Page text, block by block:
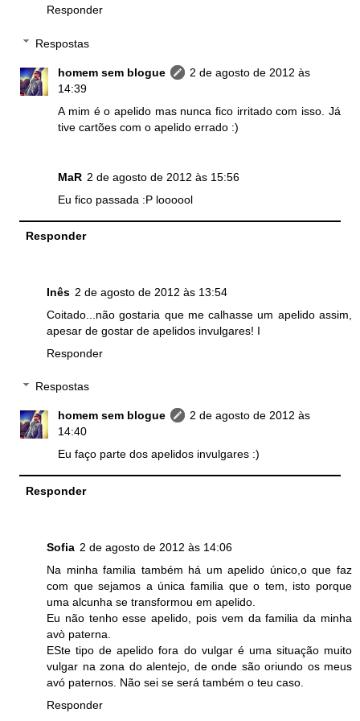
Responder
Respostas
homem sem blogue
2 de agosto de 2012 às
14:39
A mim é o apelido mas nunca fico irritado com isso. Já
tive cartões com o apelido errado :)
MaR 2 de agosto de 2012 às 15:56
Eu fico passada :P loooool
Responder
Inês 2 de agosto de 2012 às 13:54
Coitado...não gostaria que me calhasse um apelido assim,
apesar de gostar de apelidos invulgares! I
Responder
Respostas
homem sem blogue
2 de agosto de 2012 às
14:40
Eu faço parte dos apelidos invulgares :)
Responder
Sofia 2 de agosto de 2012 às 14:06
Na minha familia também há um apelido único,o que faz
com que sejamos a única familia que o tem, isto porque
uma alcunha se transformou em apelido.
Eu não tenho esse apelido, pois vem da familia da minha
avò paterna.
ESte tipo de apelido fora do vulgar é uma situação muito
vulgar na zona do alentejo, de onde são oriundo os meus
avó paternos. Não sei se será também o teu caso.
Responder